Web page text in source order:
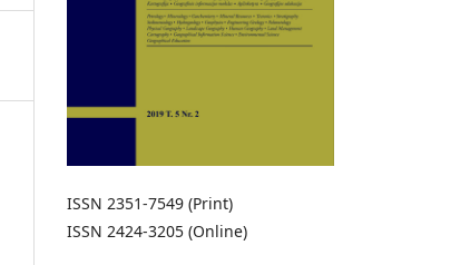
ISSN 2351-7549 (Print)
ISSN 2424-3205 (Online)